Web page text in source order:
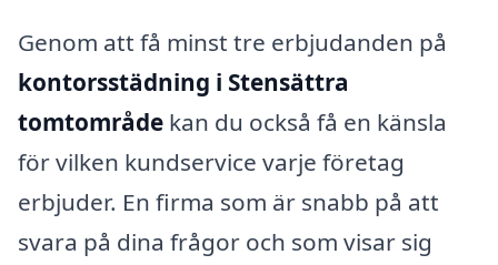
Genom att få minst tre erbjudanden på
kontorsstädning i Stensättra
tomtområde kan du också få en känsla
för vilken kundservice varje företag
erbjuder. En firma som är snabb på att
svara på dina frågor och som visar sig